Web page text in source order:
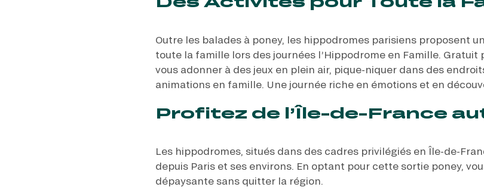
Outre les balades à poney, les hippodromes parisiens proposent
toute la famille lors des journées l’Hippodrome en Famille. Gratuit
vous adonner à des jeux en plein air, pique-niquer dans des
animations en famille. Une journée riche en émotions et en
Profitez de l’Île-de-France
Les hippodromes, situés dans des cadres privilégiés en Île-de-
depuis Paris et ses environs. En optant pour cette sortie poney,
dépaysante sans quitter la région.